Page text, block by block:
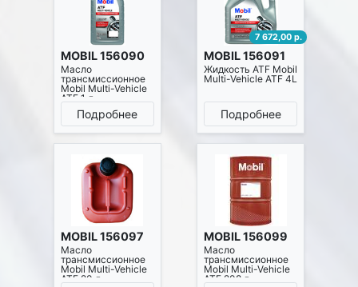
MOBIL 156090
Масло
трансмиссионное
Mobil Multi-Vehicle
ATF 1 л
Подробнее
7 672,00 р.
MOBIL 156091
Жидкость ATF Mobil
Multi-Vehicle ATF 4L
Подробнее
MOBIL 156097
Масло
трансмиссионное
Mobil Multi-Vehicle
ATF 20 л
MOBIL 156099
Масло
трансмиссионное
Mobil Multi-Vehicle
ATF 208 л